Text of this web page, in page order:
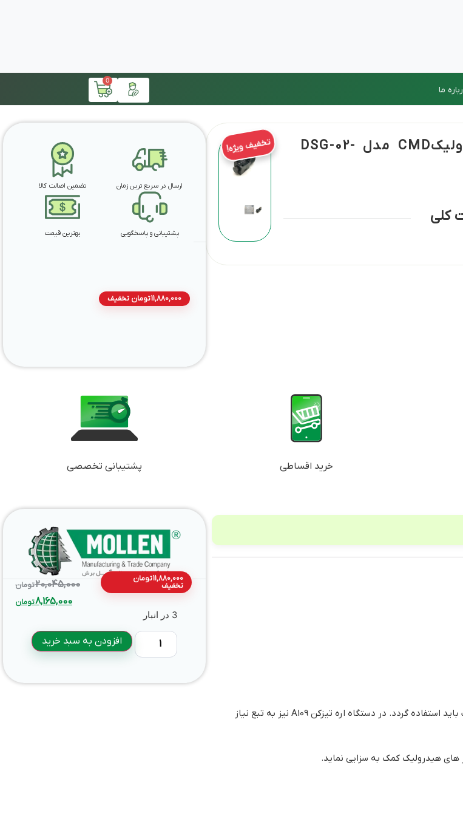
ما
0
شیر برقی تک بوبین هیدرولیکCMD مدل DSG-02-
کلی
تخفیف ویژه!
ارسال در سریع ترین زمان تضمین اصالت کالا
پشتیبانی و پاسخگویی بهترین قیمت
11,880,000تومان تخفیف
خرید اقساطی پشتیبانی تخصصی
با توجه به نیاز به شرایط موجود در وضعیت، و دستگاه مورد نظر از شیر هیدرولیک مناسب باید استفاده گردد. در دستگاه اره تیزکن A109 نیز به تبع نیاز
های هیدرولیک کمک به سزایی نماید.
11,880,000تومان
تخفیف 20,045,000تومان
8,165,000تومان
3 در انبار
افزودن به سبد خرید